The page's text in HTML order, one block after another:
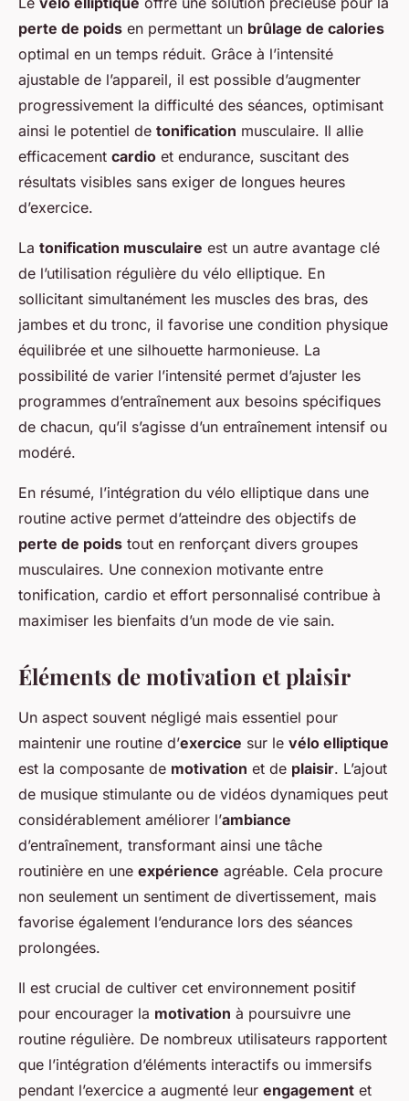
perte de poids en permettant un brûlage de calories
optimal en un temps réduit. Grâce à l’intensité
ajustable de l’appareil, il est possible d’augmenter
progressivement la difficulté des séances, optimisant
ainsi le potentiel de tonification musculaire. Il allie
efficacement cardio et endurance, suscitant des
résultats visibles sans exiger de longues heures
d’exercice.
La tonification musculaire est un autre avantage clé
de l’utilisation régulière du vélo elliptique. En
sollicitant simultanément les muscles des bras, des
jambes et du tronc, il favorise une condition physique
équilibrée et une silhouette harmonieuse. La
possibilité de varier l’intensité permet d’ajuster les
programmes d’entraînement aux besoins spécifiques
de chacun, qu’il s’agisse d’un entraînement intensif ou
modéré.
En résumé, l’intégration du vélo elliptique dans une
routine active permet d’atteindre des objectifs de
perte de poids tout en renforçant divers groupes
musculaires. Une connexion motivante entre
tonification, cardio et effort personnalisé contribue à
maximiser les bienfaits d’un mode de vie sain.
Éléments de motivation et plaisir
Un aspect souvent négligé mais essentiel pour
maintenir une routine d’exercice sur le vélo elliptique
est la composante de motivation et de plaisir. L’ajout
de musique stimulante ou de vidéos dynamiques peut
considérablement améliorer l’ambiance
d’entraînement, transformant ainsi une tâche
routinière en une expérience agréable. Cela procure
non seulement un sentiment de divertissement, mais
favorise également l’endurance lors des séances
prolongées.
Il est crucial de cultiver cet environnement positif
pour encourager la motivation à poursuivre une
routine régulière. De nombreux utilisateurs rapportent
que l’intégration d’éléments interactifs ou immersifs
pendant l’exercice a augmenté leur engagement et